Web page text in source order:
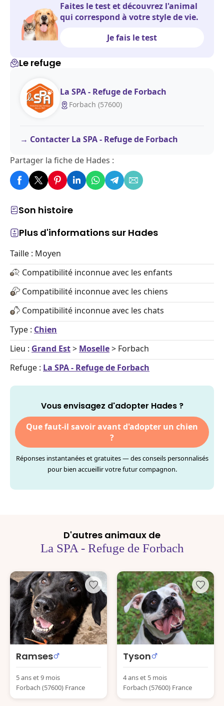
Son histoire
Plus d'informations sur Hades
Taille : Moyen
Compatibilité inconnue avec les enfants
Compatibilité inconnue avec les chiens
Compatibilité inconnue avec les chats
Type : Chien
Lieu : Grand Est> Moselle> Forbach
Refuge : La SPA - Refuge de Forbach
Vous envisagez d'adopter Hades ?
Que faut-il savoir avant d'adopter un chien
?
Réponses instantanées et gratuites — des conseils personnalisés
pour bien accueillir votre futur compagnon.
Faites le test et découvrez l'animal
qui correspond à votre style de vie.
Je fais le test
Le refuge
La SPA - Refuge de Forbach
Forbach (57600)
Contacter La SPA - Refuge de Forbach
Partager la fiche de Hades :
D'autres animaux de
La SPA - Refuge de Forbach
Ramses
5 ans et 9 mois
Forbach (57600) France
Tyson
4 ans et 5 mois
Forbach (57600) France